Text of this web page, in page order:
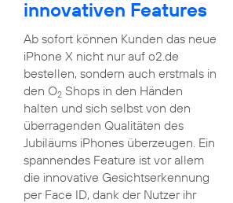
innovativen Features
Ab sofort können Kunden das neue
iPhone X nicht nur auf o2.de
bestellen, sondern auch erstmals in
den O2Shops in den Händen
halten und sich selbst von den
überragenden Qualitäten des
Jubiläums iPhones überzeugen. Ein
spannendes Feature ist vor allem
die innovative Gesichtserkennung
per Face ID, dank der Nutzer ihr